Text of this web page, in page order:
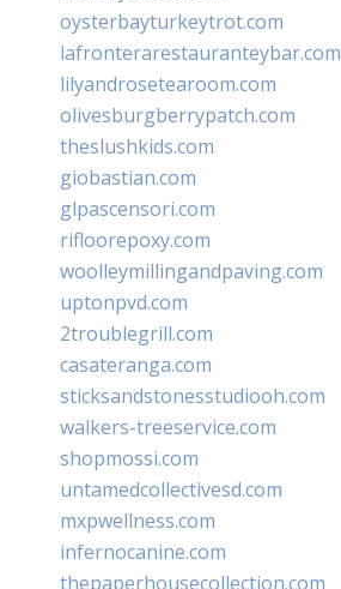
oysterbayturkeytrot.com
lafronterarestauranteybar.com
lilyandrosetearoom.com
olivesburgberrypatch.com
theslushkids.com
giobastian.com
glpascensori.com
rifloorepoxy.com
woolleymillingandpaving.com
uptonpvd.com
2troublegrill.com
casateranga.com
sticksandstonesstudiooh.com
walkers-treeservice.com
shopmossi.com
untamedcollectivesd.com
mxpwellness.com
infernocanine.com
thepaperhousecollection.com